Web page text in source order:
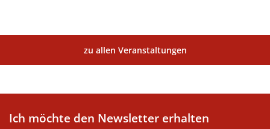
zu allen Veranstaltungen
Ich möchte den Newsletter erhalten